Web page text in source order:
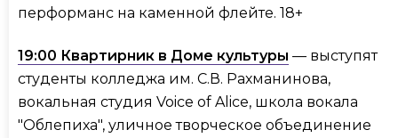
перформанс на каменной флейте. 18+
19:00 Квартирник в Доме культуры — выступят
студенты колледжа им. С.В. Рахманинова,
вокальная студия Voice of Alice, школа вокала
"Облепиха", уличное творческое объединение